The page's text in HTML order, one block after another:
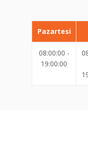
Pazartesi
08:00:00 -
19:00:00